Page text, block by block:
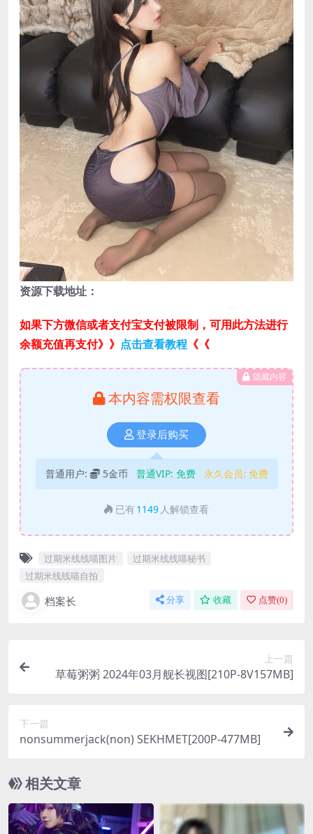
资源下载地址：
如果下方微信或者支付宝支付被限制，可用此方法进行
余额充值再支付》》 点击查看教程 《《
隐藏内容
本内容需权限查看
登录后购买
普通用户: 5金币 普通VIP: 免费 永久会员: 免费
已有 1149 人解锁查看
过期米线线喵图片
过期米线线喵秘书
过期米线线喵自拍
档案长 分享 收藏 点赞(0)
上一篇
草莓粥粥 2024年03月舰长视图[210P-8V157MB]
下一篇
nonsummerjack(non) SEKHMET[200P-477MB]
相关文章